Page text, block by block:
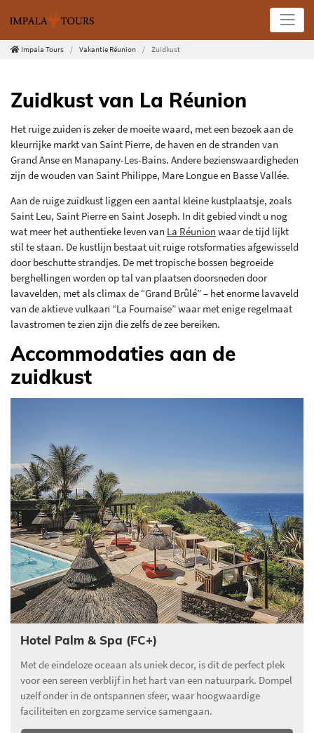
Impala Tours Vakantie Réunion Zuidkust
Zuidkust van La Réunion
Het ruige zuiden is zeker de moeite waard, met een bezoek aan de
kleurrijke markt van Saint Pierre, de haven en de stranden van
Grand Anse en Manapany-Les-Bains. Andere bezienswaardigheden
zijn de wouden van Saint Philippe, Mare Longue en Basse Vallée.
Aan de ruige zuidkust liggen een aantal kleine kustplaatsje, zoals
Saint Leu, Saint Pierre en Saint Joseph. In dit gebied vindt u nog
wat meer het authentieke leven van La Réunion waar de tijd lijkt
stil te staan. De kustlijn bestaat uit ruige rotsformaties afgewisseld
door beschutte strandjes. De met tropische bossen begroeide
berghellingen worden op tal van plaatsen doorsneden door
lavavelden, met als climax de “Grand Brûlé” – het enorme lavaveld
van de aktieve vulkaan “La Fournaise” waar met enige regelmaat
lavastromen te zien zijn die zelfs de zee bereiken.
Accommodaties aan de
zuidkust
Hotel Palm & Spa (FC+)
Met de eindeloze oceaan als uniek decor, is dit de perfect plek
voor een sereen verblijf in het hart van een natuurpark. Dompel
uzelf onder in de ontspannen sfeer, waar hoogwaardige
faciliteiten en zorgzame service samengaan.